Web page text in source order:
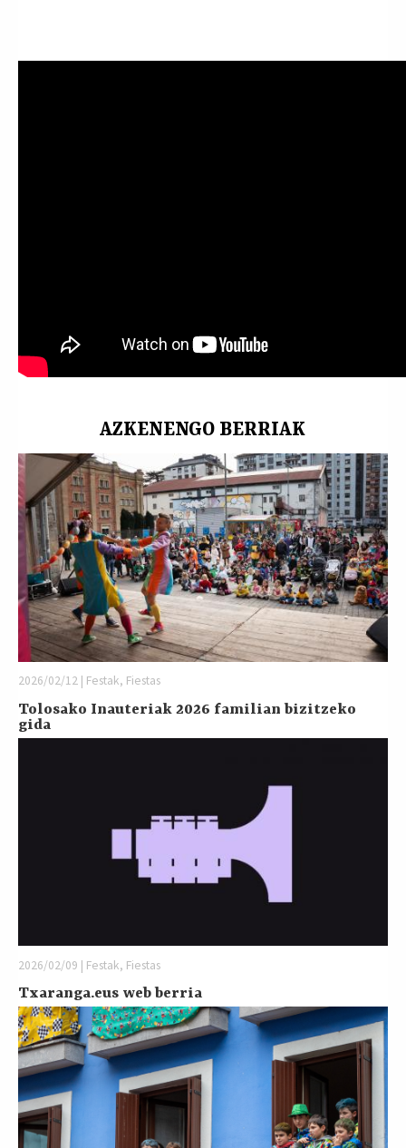
Buruhandiak
Festak
AZKENENGO BERRIAK
2026/02/12 | Festak, Fiestas
Tolosako Inauteriak 2026 familian bizitzeko
gida
2026/02/09 | Festak, Fiestas
Txaranga.eus web berria